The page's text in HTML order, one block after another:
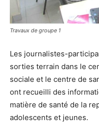
Travaux de groupe 1
Les journalistes-
sorties terrain dans le
sociale et le centre de
ont recueilli des
matière de santé de la
adolescents et jeunes.